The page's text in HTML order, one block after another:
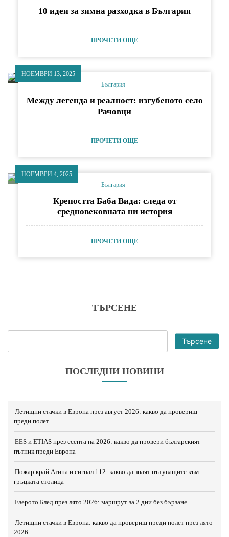
ТЪРСЕНЕ
Търсене
ПОСЛЕДНИ НОВИНИ
Летищни стачки в Европа през август 2026: какво да провериш
преди полет
EES и ETIAS през есента на 2026: какво да провери българският
пътник преди Европа
Пожар край Атина и сигнал 112: какво да знаят пътуващите към
гръцката столица
Езерото Блед през лято 2026: маршрут за 2 дни без бързане
Летищни стачки в Европа: какво да провериш преди полет през лято
2026
10 идеи за зимна разходка в България
ПРОЧЕТИ ОЩЕ
НОЕМВРИ 13, 2025
България
Между легенда и реалност: изгубеното село
Рачовци
ПРОЧЕТИ ОЩЕ
НОЕМВРИ 4, 2025
България
Крепостта Баба Вида: следа от
средновековната ни история
ПРОЧЕТИ ОЩЕ